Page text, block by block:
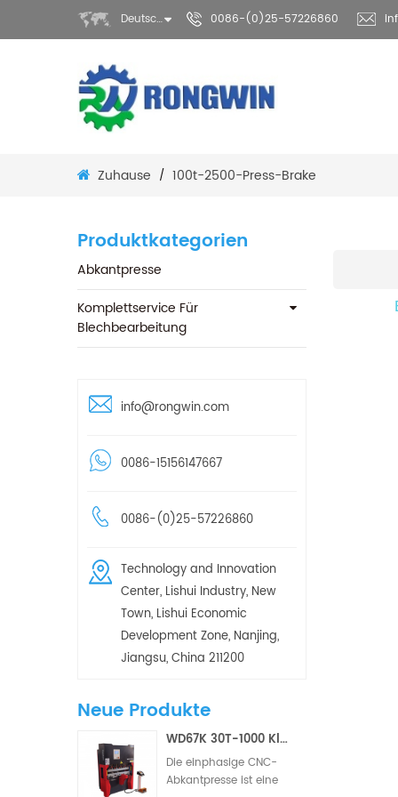
Deutsch 0086-(0)25-57226860
Zuhause / 100t-2500-Press-Brake
Produktkategorien
Abkantpresse
Komplettservice Für
Blechbearbeitung
info@rongwin.com
0086-15156147667
0086-(0)25-57226860
Technology and Innovation
Center, Lishui Industry, New
Town, Lishui Economic
Development Zone, Nanjing,
Jiangsu, China 211200
Neue Produkte
WD67K 30T-1000 Kleine hydraulische Torsionsstab-CNC-Abkantpresse (2/3 Achsen)
Die einphasige CNC-
Abkantpresse ist eine